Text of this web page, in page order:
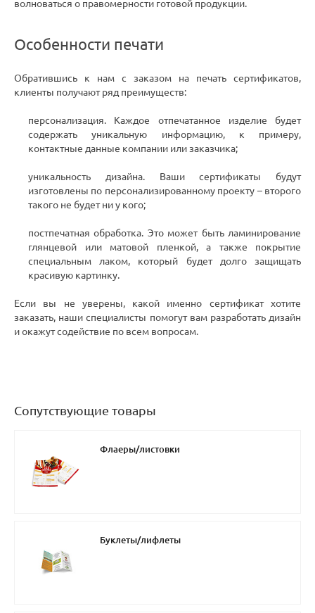
волноваться о правомерности готовой продукции.
Особенности печати
Обратившись к нам с заказом на печать сертификатов,
клиенты получают ряд преимуществ:
персонализация. Каждое отпечатанное изделие будет
содержать уникальную информацию, к примеру,
контактные данные компании или заказчика;
уникальность дизайна. Ваши сертификаты будут
изготовлены по персонализированному проекту – второго
такого не будет ни у кого;
постпечатная обработка. Это может быть ламинирование
глянцевой или матовой пленкой, а также покрытие
специальным лаком, который будет долго защищать
красивую картинку.
Если вы не уверены, какой именно сертификат хотите
заказать, наши специалисты помогут вам разработать дизайн
и окажут содействие по всем вопросам.
Сопутствующие товары
Флаеры/листовки
Буклеты/лифлеты